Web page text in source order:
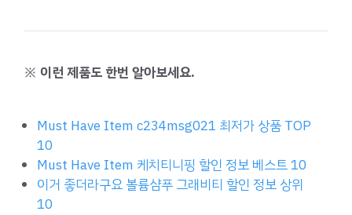
※ 이런 제품도 한번 알아보세요.
Must Have Item c234msg021 최저가 상품 TOP
10
Must Have Item 케치티니핑 할인 정보 베스트 10
이거 좋더라구요 볼륨샴푸 그래비티 할인 정보 상위
10